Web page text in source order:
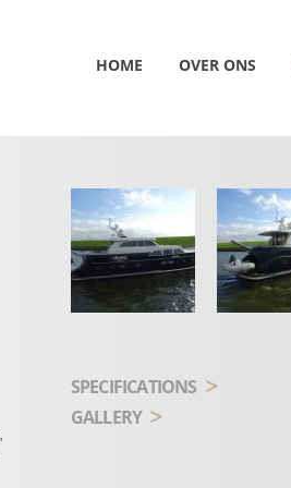
HOME OVER ONS
SPECIFICATIONS
GALLERY